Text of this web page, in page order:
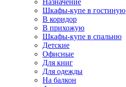
Назначение
Шкафы-купе в гостиную
В коридор
В прихожую
Шкафы-купе в спальню
Детские
Офисные
Для книг
Для одежды
На балкон